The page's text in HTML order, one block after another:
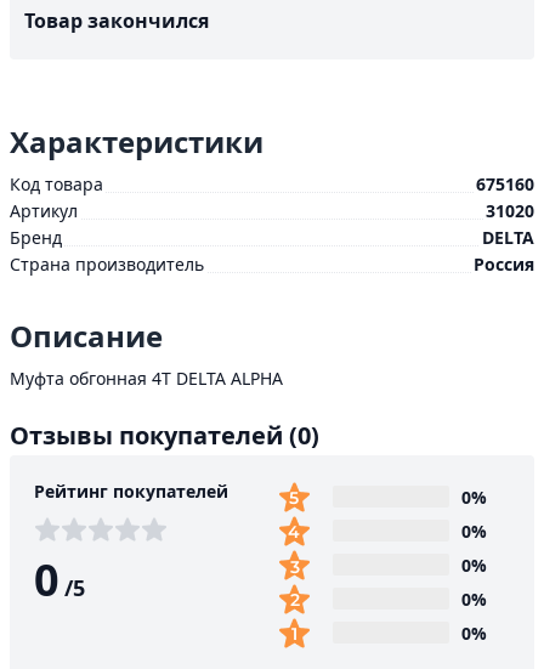
Товар закончился
Характеристики
Код товара
675160
Артикул
31020
Бренд
DELTA
Страна производитель
Россия
Описание
Муфта обгонная 4T DELTA ALPHA
Отзывы покупателей (0)
Рейтинг покупателей
0 /5
0%
0%
0%
0%
0%